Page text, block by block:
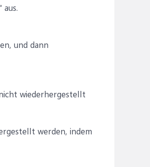
und dann
wiederhergestellt
werden, indem